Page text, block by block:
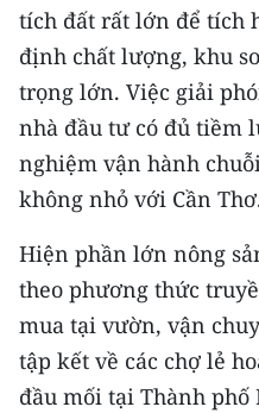
VỀ BÁO NHÂN DÂN
THỜI NAY
NHÂN DÂN CUỐI TUẦN
MUA BÁO
ĐỌC BÁO IN
tích đất rất lớn để tích
định chất lượng, khu
trọng lớn. Việc giải
nhà đầu tư có đủ tiềm
nghiệm vận hành
không nhỏ với Cần
Hiện phần lớn nông
theo phương thức
mua tại vườn, vận
tập kết về các chợ lẻ
đầu mối tại Thành